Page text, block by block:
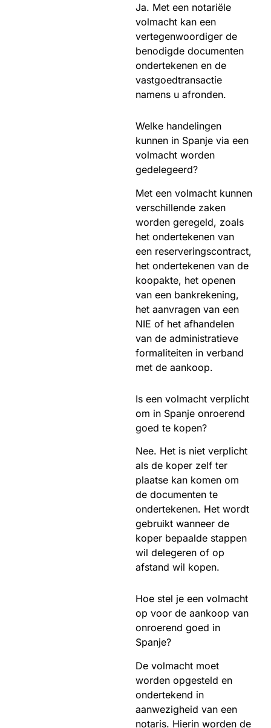
Ja. Met een notariële
volmacht kan een
vertegenwoordiger de
benodigde documenten
ondertekenen en de
vastgoedtransactie
namens u afronden.
Welke handelingen
kunnen in Spanje via een
volmacht worden
gedelegeerd?
Met een volmacht kunnen
verschillende zaken
worden geregeld, zoals
het ondertekenen van
een reserveringscontract,
het ondertekenen van de
koopakte, het openen
van een bankrekening,
het aanvragen van een
NIE of het afhandelen
van de administratieve
formaliteiten in verband
met de aankoop.
Is een volmacht verplicht
om in Spanje onroerend
goed te kopen?
Nee. Het is niet verplicht
als de koper zelf ter
plaatse kan komen om
de documenten te
ondertekenen. Het wordt
gebruikt wanneer de
koper bepaalde stappen
wil delegeren of op
afstand wil kopen.
Hoe stel je een volmacht
op voor de aankoop van
onroerend goed in
Spanje?
De volmacht moet
worden opgesteld en
ondertekend in
aanwezigheid van een
notaris. Hierin worden de